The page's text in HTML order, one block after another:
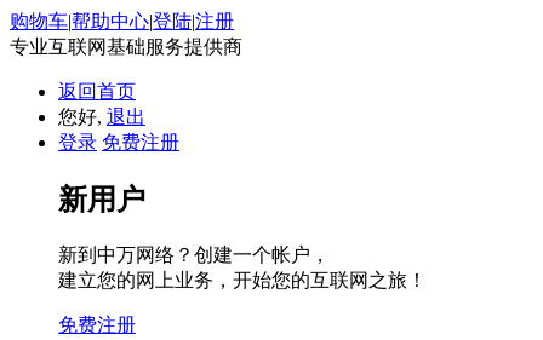
购物车|帮助中心|登陆|注册
专业互联网基础服务提供商
返回首页
您好, 退出
登录 免费注册
新用户
新到中万网络？创建一个帐户，
建立您的网上业务，开始您的互联网之旅！
免费注册